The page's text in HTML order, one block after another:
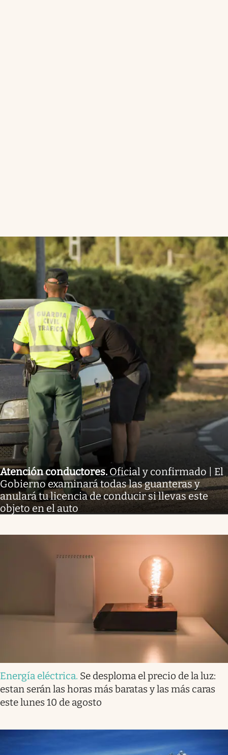
Atención conductores. Oficial y confirmado | El
Gobierno examinará todas las guanteras y
anulará tu licencia de conducir si llevas este
objeto en el auto
Energía eléctrica. Se desploma el precio de la luz:
estan serán las horas más baratas y las más caras
este lunes 10 de agosto